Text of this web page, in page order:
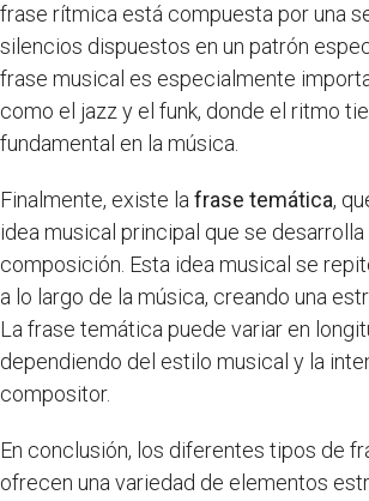
frase rítmica está compuesta por una
silencios dispuestos en un patrón
frase musical es especialmente
como el jazz y el funk, donde el ritmo
fundamental en la música.
Finalmente, existe la frase temática,
idea musical principal que se desarrolla
composición. Esta idea musical se
a lo largo de la música, creando una
La frase temática puede variar en
dependiendo del estilo musical y la
compositor.
En conclusión, los diferentes tipos de
ofrecen una variedad de elementos